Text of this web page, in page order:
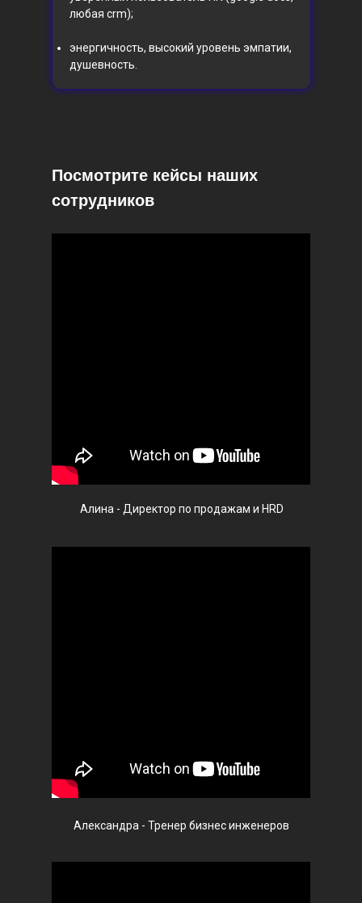
любая crm);
энергичность, высокий уровень эмпатии,
душевность.
Посмотрите кейсы наших
сотрудников
Алина - Директор по продажам и HRD
Александра - Тренер бизнес инженеров